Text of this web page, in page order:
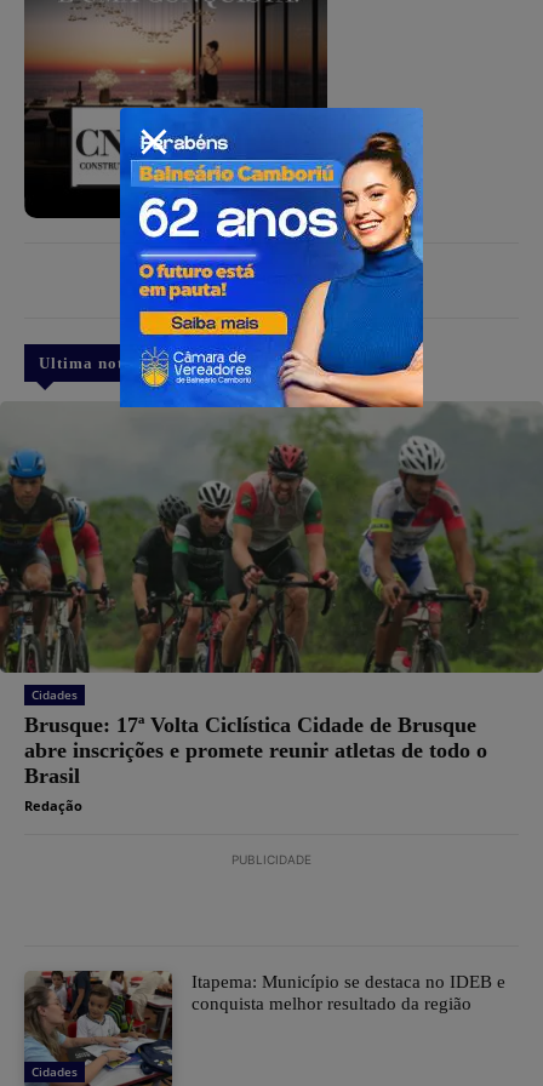
PUBLICIDADE
Ultima notícia
Cidades
Brusque: 17ª Volta Ciclística Cidade de Brusque
abre inscrições e promete reunir atletas de todo o
Brasil
Redação
PUBLICIDADE
Cidades
Itapema: Município se destaca no IDEB e
conquista melhor resultado da região